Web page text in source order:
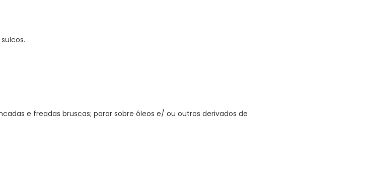
e freadas bruscas; parar sobre óleos e/ ou outros derivados de